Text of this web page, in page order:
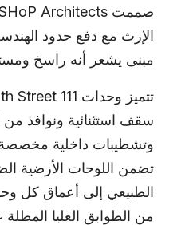
الإرث مع دفع حدود
مبنى يشعر أنه راسخ
سقف استثنائية ونوافذ
وتشطيبات داخلية مخصصة
تضمن اللوحات الأرضية
الطبيعي إلى أعماق كل